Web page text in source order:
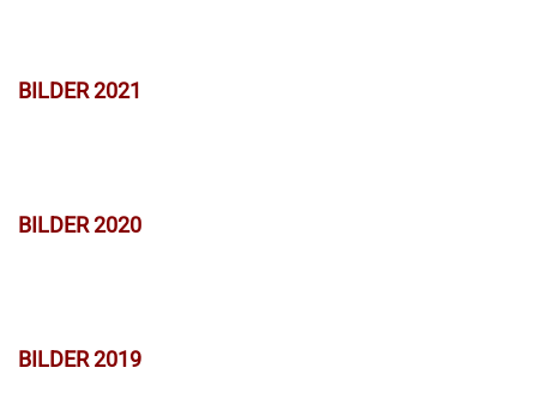
BILDER 2021
BILDER 2020
BILDER 2019